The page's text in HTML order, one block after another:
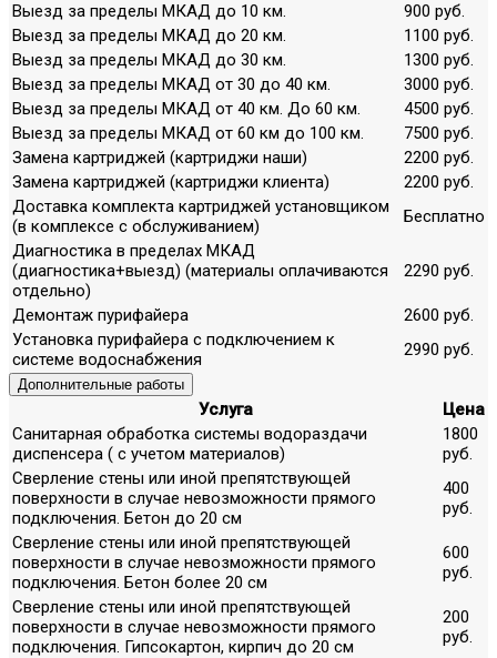
Выезд за пределы МКАД до 10 км.
900 руб.
Выезд за пределы МКАД до 20 км.
1100 руб.
Выезд за пределы МКАД до 30 км.
1300 руб.
Выезд за пределы МКАД от 30 до 40 км.
3000 руб.
Выезд за пределы МКАД от 40 км. До 60 км.
4500 руб.
Выезд за пределы МКАД от 60 км до 100 км.
7500 руб.
Замена картриджей (картриджи наши)
2200 руб.
Замена картриджей (картриджи клиента)
2200 руб.
Доставка комплекта картриджей установщиком
(в комплексе с обслуживанием)
Бесплатно
Диагностика в пределах МКАД
(диагностика+выезд) (материалы оплачиваются
отдельно)
2290 руб.
Демонтаж пурифайера
2600 руб.
Установка пурифайера с подключением к
системе водоснабжения
2990 руб.
Дополнительные работы
Услуга
Цена
Санитарная обработка системы водораздачи
диспенсера ( с учетом материалов)
1800
руб.
Сверление стены или иной препятствующей
поверхности в случае невозможности прямого
подключения. Бетон до 20 см
400
руб.
Сверление стены или иной препятствующей
поверхности в случае невозможности прямого
подключения. Бетон более 20 см
600
руб.
Сверление стены или иной препятствующей
поверхности в случае невозможности прямого
подключения. Гипсокартон, кирпич до 20 см
200
руб.